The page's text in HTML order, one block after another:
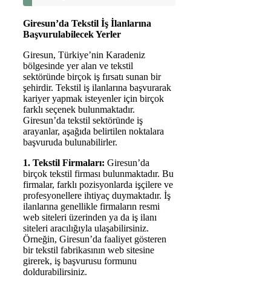
Giresun’da Tekstil İş İlanlarına
Başvurulabilecek Yerler
Giresun, Türkiye’nin Karadeniz
bölgesinde yer alan ve tekstil
sektöründe birçok iş fırsatı sunan bir
şehirdir. Tekstil iş ilanlarına başvurarak
kariyer yapmak isteyenler için birçok
farklı seçenek bulunmaktadır.
Giresun’da tekstil sektöründe iş
arayanlar, aşağıda belirtilen noktalara
başvuruda bulunabilirler.
1. Tekstil Firmaları: Giresun’da
birçok tekstil firması bulunmaktadır. Bu
firmalar, farklı pozisyonlarda işçilere ve
profesyonellere ihtiyaç duymaktadır. İş
ilanlarına genellikle firmaların resmi
web siteleri üzerinden ya da iş ilanı
siteleri aracılığıyla ulaşabilirsiniz.
Örneğin, Giresun’da faaliyet gösteren
bir tekstil fabrikasının web sitesine
girerek, iş başvurusu formunu
doldurabilirsiniz.